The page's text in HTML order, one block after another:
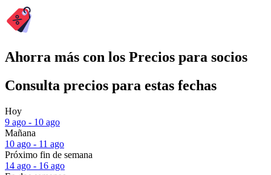
Ahorra más con los Precios para socios
Consulta precios para estas fechas
Hoy
9 ago - 10 ago
Mañana
10 ago - 11 ago
Próximo fin de semana
14 ago - 16 ago